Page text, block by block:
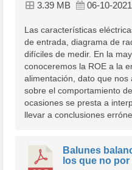
3.39 MB 06-10-2021
Las características
de entrada, diagrama de
difíciles de medir. En la
conoceremos la ROE a la
alimentación, dato que
sobre el comportamiento
ocasiones se presta a
llevar a conclusiones
Balunes
los que no por